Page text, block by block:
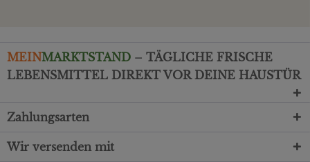
MEINMARKTSTAND – TÄGLICHE FRISCHE
LEBENSMITTEL DIREKT VOR DEINE HAUSTÜR
Zahlungsarten
Wir versenden mit